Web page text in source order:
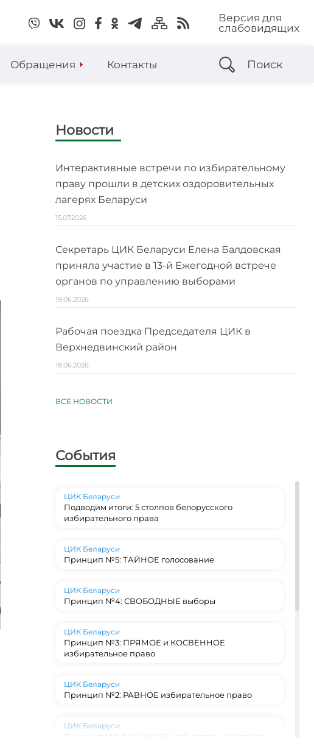
Версия для
слабовидящих
Обращения Контакты Поиск
Новости
Интерактивные встречи по избирательному
праву прошли в детских оздоровительных
лагерях Беларуси
15.07.2026
Секретарь ЦИК Беларуси Елена Балдовская
приняла участие в 13-й Ежегодной встрече
органов по управлению выборами
19.06.2026
Рабочая поездка Председателя ЦИК в
Верхнедвинский район
18.06.2026
ВСЕ НОВОСТИ
События
ЦИК Беларуси
Подводим итоги: 5 столпов белорусского
избирательного права
ЦИК Беларуси
Принцип №5: ТАЙНОЕ голосование
ЦИК Беларуси
Принцип №4: СВОБОДНЫЕ выборы
ЦИК Беларуси
Принцип №3: ПРЯМОЕ и КОСВЕННОЕ
избирательное право
ЦИК Беларуси
Принцип №2: РАВНОЕ избирательное право
ЦИК Беларуси
Принцип №1: ВСЕОБЩЕЕ избирательное право